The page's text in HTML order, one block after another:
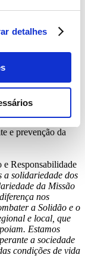
detalhes
Presença
sul do país e ilhas,
reverte
com atuação
– e mais 9
e prevenção da
Responsabilidade
a solidariedade dos
da Missão
nos
a Solidão e o
e local, que
Estamos
a sociedade
condições de vida